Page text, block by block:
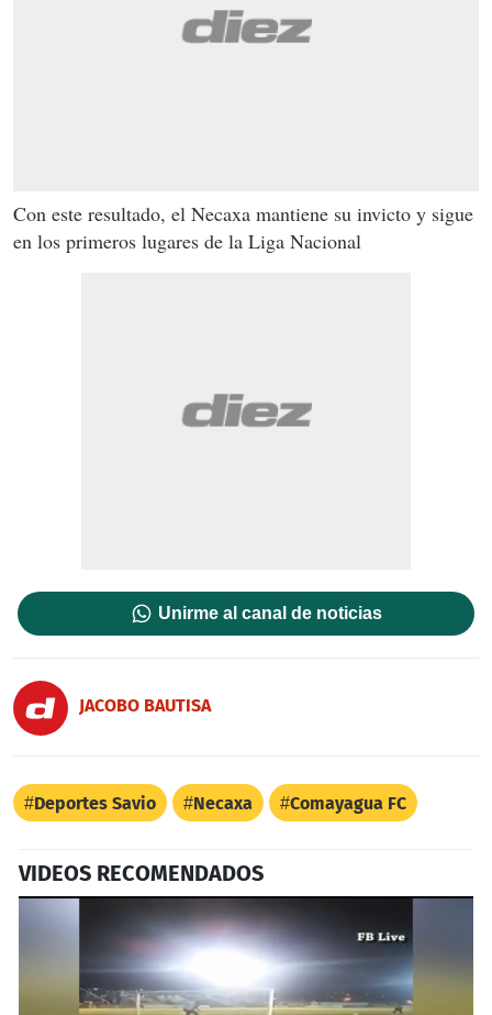
Con este resultado, el Necaxa mantiene su invicto y sigue
en los primeros lugares de la Liga Nacional
Unirme al canal de noticias
JACOBO BAUTISA
Deportes Savio Necaxa Comayagua FC
VIDEOS RECOMENDADOS